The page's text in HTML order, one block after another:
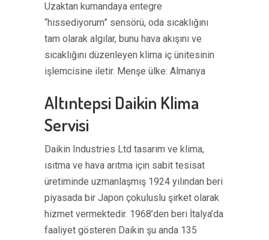
Uzaktan kumandaya entegre
“hissediyorum” sensörü, oda sıcaklığını
tam olarak algılar, bunu hava akışını ve
sıcaklığını düzenleyen klima iç ünitesinin
işlemcisine iletir. Menşe ülke: Almanya
Altıntepsi Daikin Klima
Servisi
Daikin Industries Ltd tasarım ve klima,
ısıtma ve hava arıtma için sabit tesisat
üretiminde uzmanlaşmış 1924 yılından beri
piyasada bir Japon çokuluslu şirket olarak
hizmet vermektedir. 1968’den beri İtalya’da
faaliyet gösteren Daikin şu anda 135